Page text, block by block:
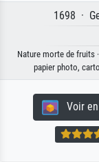
1698 ·
Nature morte de fruits
papier photo,
Voir